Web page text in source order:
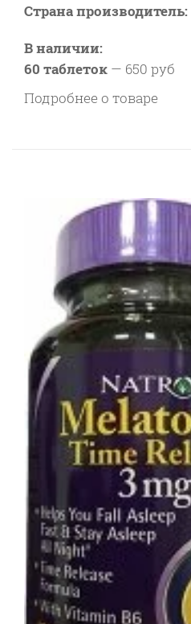
Страна производитель:
В наличии:
60 таблеток — 650 руб
Подробнее о товаре